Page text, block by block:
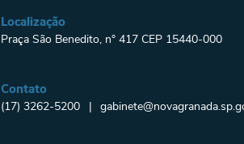
Localização
Praça São Benedito, n° 417 CEP 15440-000
Contato
(17) 3262-5200